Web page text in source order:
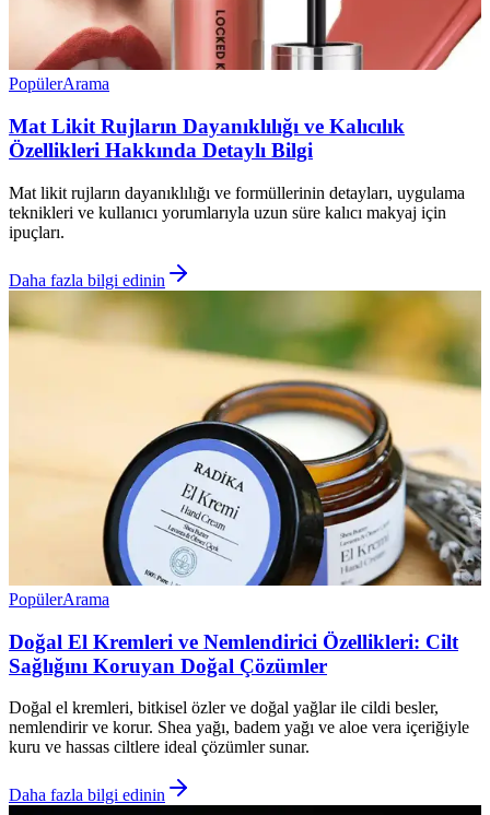
PopülerArama
Mat Likit Rujların Dayanıklılığı ve Kalıcılık
Özellikleri Hakkında Detaylı Bilgi
Mat likit rujların dayanıklılığı ve formüllerinin detayları, uygulama
teknikleri ve kullanıcı yorumlarıyla uzun süre kalıcı makyaj için
ipuçları.
Daha fazla bilgi edinin
PopülerArama
Doğal El Kremleri ve Nemlendirici Özellikleri: Cilt
Sağlığını Koruyan Doğal Çözümler
Doğal el kremleri, bitkisel özler ve doğal yağlar ile cildi besler,
nemlendirir ve korur. Shea yağı, badem yağı ve aloe vera içeriğiyle
kuru ve hassas ciltlere ideal çözümler sunar.
Daha fazla bilgi edinin